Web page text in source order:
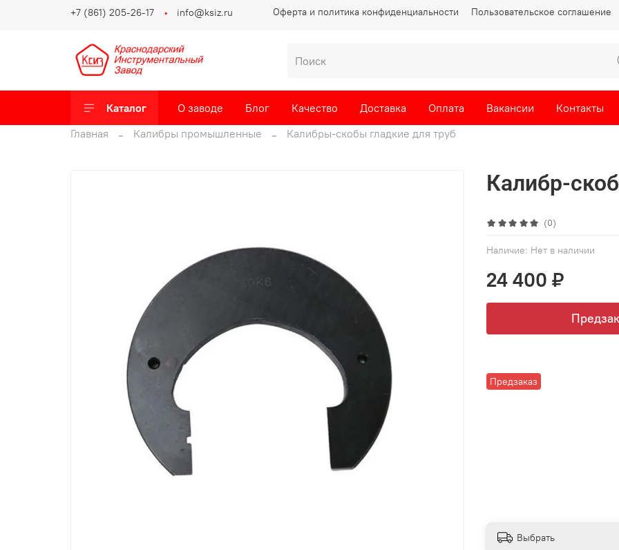
Оферта и политика конфиденциальности Пользовательское соглашение
+7 (861) 205-26-17 info@ksiz.ru
Каталог О заводе Блог Качество Доставка Оплата Вакансии
Контакты
Главная
Калибры промышленные Калибры-скобы гладкие для труб
(0)
Наличие: Нет в наличии
Предзаказ
Калибр-
24 400 ₽
Выбрать